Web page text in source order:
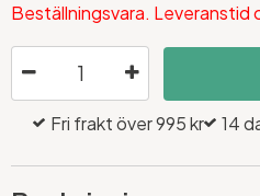
Beställningsvara. Leveranstid
Fri frakt över 995 kr 14